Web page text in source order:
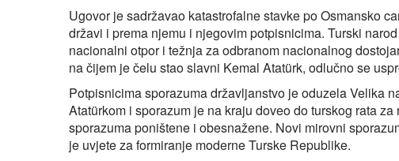
Ugovor je sadržavao katastrofalne stavke po Osmansko
državi i prema njemu i njegovim potpisnicima. Turski
nacionalni otpor i težnja za odbranom nacionalnog
na čijem je čelu stao slavni Kemal Atatürk, odlučno se
Potpisnicima sporazuma državljanstvo je oduzela Velika
Atatürkom i sporazum je na kraju doveo do turskog rata
sporazuma poništene i obesnažene. Novi mirovni
je uvjete za formiranje moderne Turske Republike.